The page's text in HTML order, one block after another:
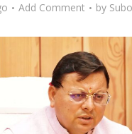
Add Comment by